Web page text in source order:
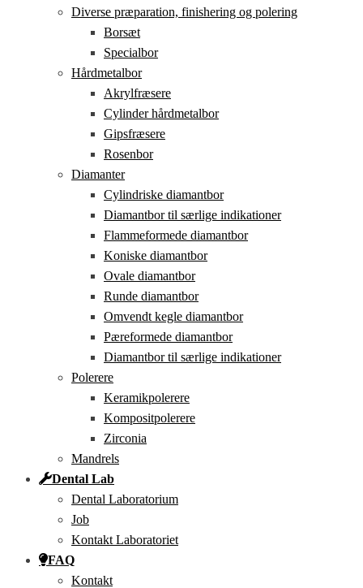
Diverse præparation, finishering og polering
Borsæt
Specialbor
Hårdmetalbor
Akrylfræsere
Cylinder hårdmetalbor
Gipsfræsere
Rosenbor
Diamanter
Cylindriske diamantbor
Diamantbor til særlige indikationer
Flammeformede diamantbor
Koniske diamantbor
Ovale diamantbor
Runde diamantbor
Omvendt kegle diamantbor
Pæreformede diamantbor
Diamantbor til særlige indikationer
Polerere
Keramikpolerere
Kompositpolerere
Zirconia
Mandrels
Dental Lab
Dental Laboratorium
Job
Kontakt Laboratoriet
FAQ
Kontakt